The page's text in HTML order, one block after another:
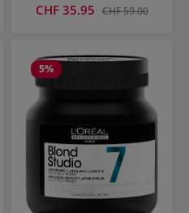
Verkaufspreis:
CHF 35.95 Regulärer Preis:
CHF 59.00
5%